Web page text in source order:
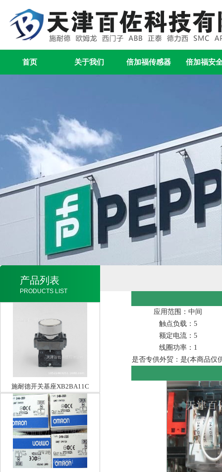
首页 关于我们 倍加福传感器 倍加福安
产品列表
PRODUCTS LIST
施耐德开关基座XB2BA11C
应用范围：中间
触点负载：5
额定电流：5
线圈功率：1
是否专供外贸：是(本商品仅